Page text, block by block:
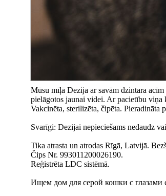
Mūsu mīļā Dezija ar savām dzintara
pielāgotos jaunai videi. Ar pacietību viņa
Vakcinēta, sterilizēta, čipēta. Pieradināta
Svarīgi: Dezijai nepieciešams nedaudz
Tika atrasta un atrodas Rīgā, Latvijā.
Čips Nr. 993011200026190.
Reģistrēta LDC sistēmā.
Ищем дом для серой кошки с глазами